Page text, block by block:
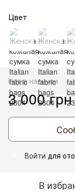
Цвет
Нет в наличии
3 000 грн
Войти для
В